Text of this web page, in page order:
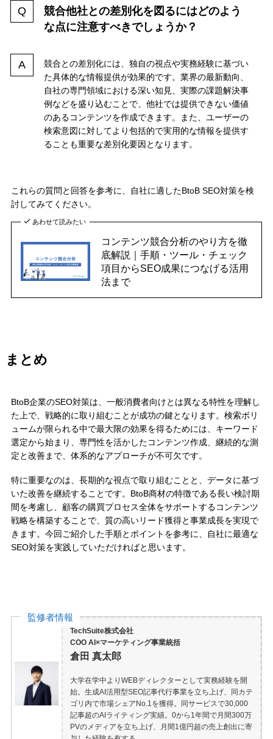
競合他社との差別化を図るにはどのよう
な点に注意すべきでしょうか？
競合との差別化には、独自の視点や実務経験に基づい
た具体的な情報提供が効果的です。業界の最新動向、
自社の専門領域における深い知見、実際の課題解決事
例などを盛り込むことで、他社では提供できない価値
のあるコンテンツを作成できます。また、ユーザーの
検索意図に対してより包括的で実用的な情報を提供す
ることも重要な差別化要因となります。
これらの質問と回答を参考に、自社に適したBtoB SEO対策を検
討してみてください。
あわせて読みたい
コンテンツ競合分析のやり方を徹
底解説｜手順・ツール・チェック
項目からSEO成果につなげる活用
法まで
まとめ
BtoB企業のSEO対策は、一般消費者向けとは異なる特性を理解し
た上で、戦略的に取り組むことが成功の鍵となります。検索ボリ
ュームが限られる中で最大限の効果を得るためには、キーワード
選定から始まり、専門性を活かしたコンテンツ作成、継続的な測
定と改善まで、体系的なアプローチが不可欠です。
特に重要なのは、長期的な視点で取り組むことと、データに基づ
いた改善を継続することです。BtoB商材の特徴である長い検討期
間を考慮し、顧客の購買プロセス全体をサポートするコンテンツ
戦略を構築することで、質の高いリード獲得と事業成長を実現で
きます。今回ご紹介した手順とポイントを参考に、自社に最適な
SEO対策を実践していただければと思います。
監修者情報
TechSuite株式会社
COO AI×マーケティング事業統括
倉田 真太郎
大学在学中よりWEBディレクターとして実務経験を開
始。生成AI活用型SEO記事代行事業を立ち上げ、同カテ
ゴリ内で市場シェアNo.1を獲得。同サービスで30,000
記事超のAIライティング実績。0から1年間で月間300万
PVのメディアを立ち上げ、月間1億円超の売上創出に寄